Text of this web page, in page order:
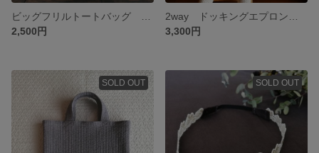
2,500円
3,300円
SOLD OUT SOLD OUT